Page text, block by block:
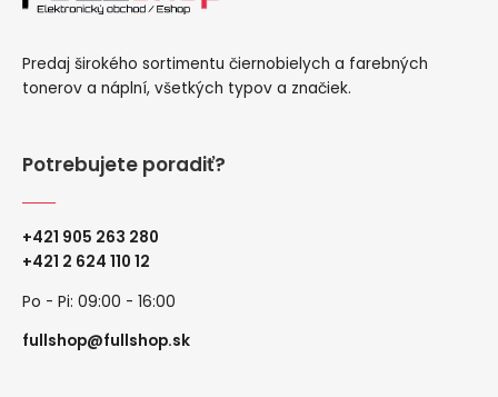
Predaj širokého sortimentu čiernobielych a farebných
tonerov a náplní, všetkých typov a značiek.
Potrebujete poradiť?
+421 905 263 280
+421 2 624 110 12
Po - Pi: 09:00 - 16:00
fullshop@fullshop.sk